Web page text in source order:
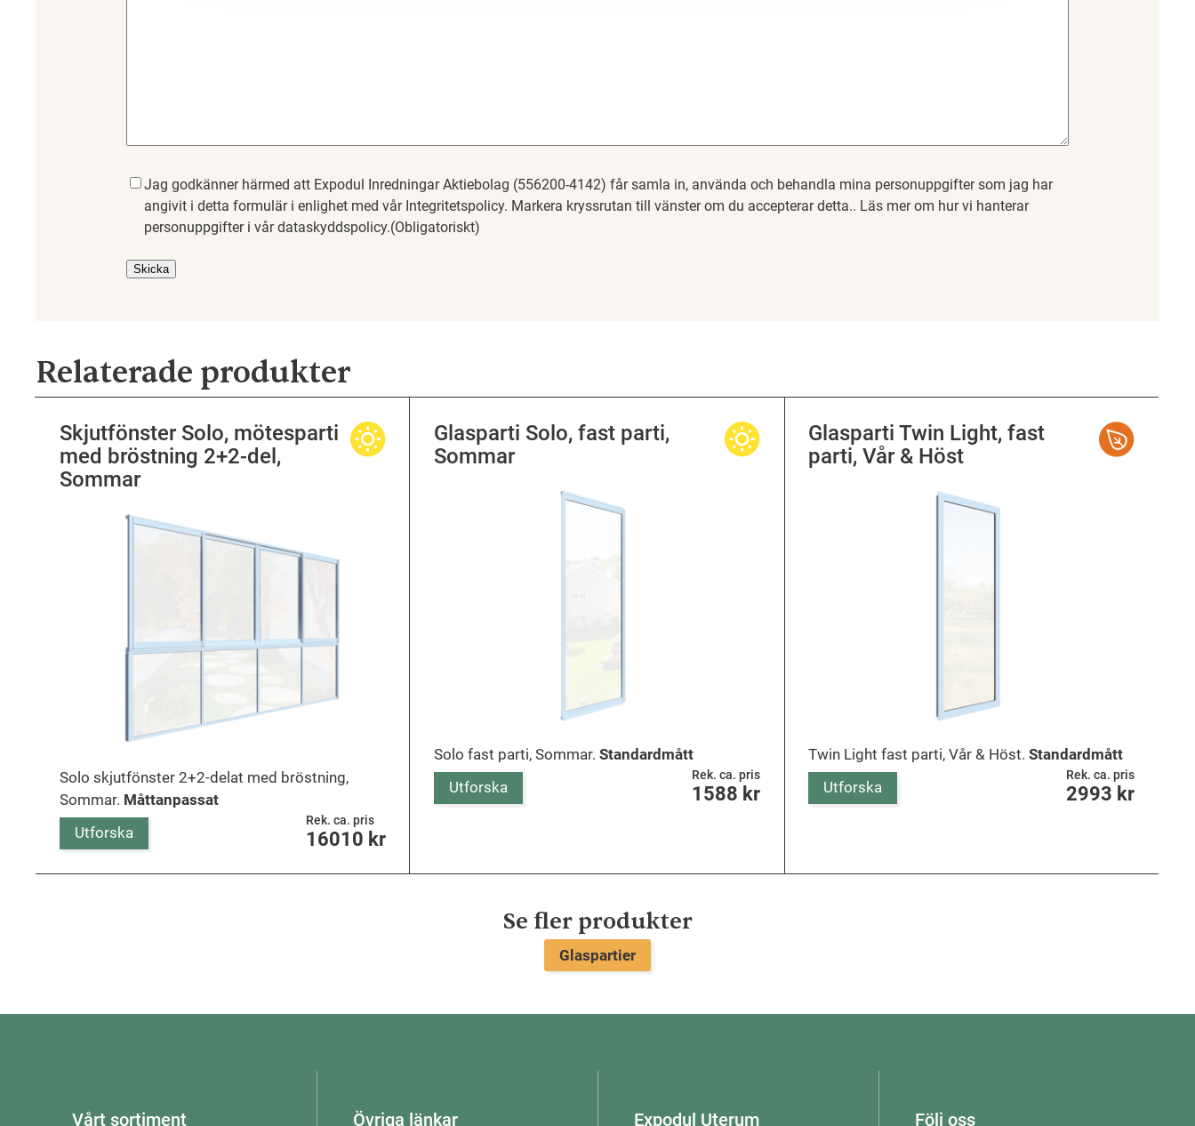
Samtycke(Obligatoriskt)
Jag godkänner härmed att Expodul Inredningar Aktiebolag (556200-4142) får samla in, använda och behandla mina personuppgifter som jag har
angivit i detta formulär i enlighet med vår Integritetspolicy. Markera kryssrutan till vänster om du accepterar detta.. Läs mer om hur vi hanterar
personuppgifter i vår dataskyddspolicy.(Obligatoriskt)
Skicka
Relaterade produkter
Skjutfönster Solo, mötesparti
med bröstning 2+2-del,
Sommar
Solo skjutfönster 2+2-delat med bröstning,
Sommar. Måttanpassat
Utforska
Rek. ca. pris
16010 kr
Glasparti Solo, fast parti,
Sommar
Solo fast parti, Sommar.Standardmått
Utforska
Rek. ca. pris
1588 kr
Glasparti Twin Light, fast
parti, Vår & Höst
Twin Light fast parti, Vår & Höst.Standardmått
Utforska
Rek. ca. pris
2993 kr
Se fler produkter
Glaspartier
Vårt sortiment Övriga länkar Expodul Uterum Följ oss